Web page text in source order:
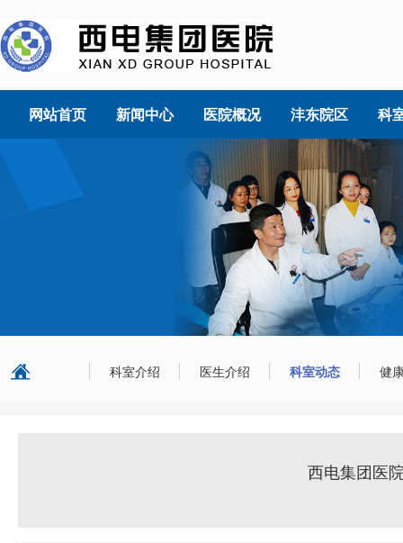
网站首页 新闻中心 医院概况 沣东院区 科
科室介绍 医生介绍 科室动态 健
西电集团医